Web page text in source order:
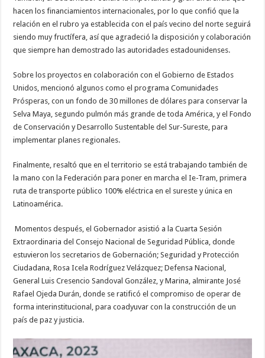
hacen los financiamientos internacionales, por lo que confió que la
relación en el rubro ya establecida con el país vecino del norte seguirá
siendo muy fructífera, así que agradeció la disposición y colaboración
que siempre han demostrado las autoridades estadounidenses.
Sobre los proyectos en colaboración con el Gobierno de Estados
Unidos, mencionó algunos como el programa Comunidades
Prósperas, con un fondo de 30 millones de dólares para conservar la
Selva Maya, segundo pulmón más grande de toda América, y el Fondo
de Conservación y Desarrollo Sustentable del Sur-Sureste, para
implementar planes regionales.
Finalmente, resaltó que en el territorio se está trabajando también de
la mano con la Federación para poner en marcha el Ie-Tram, primera
ruta de transporte público 100% eléctrica en el sureste y única en
Latinoamérica.
Momentos después, el Gobernador asistió a la Cuarta Sesión
Extraordinaria del Consejo Nacional de Seguridad Pública, donde
estuvieron los secretarios de Gobernación; Seguridad y Protección
Ciudadana, Rosa Icela Rodríguez Velázquez; Defensa Nacional,
General Luis Cresencio Sandoval González, y Marina, almirante José
Rafael Ojeda Durán, donde se ratificó el compromiso de operar de
forma interinstitucional, para coadyuvar con la construcción de un
país de paz y justicia.